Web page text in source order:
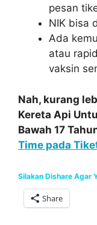
pesan
NIK bisa
Ada
atau
vaksin
Nah, kurang
Kereta Api
Bawah 17
Time pada
Silakan Dishare Agar
Share